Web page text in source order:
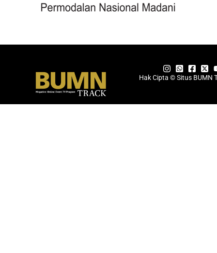
Hak Cipta © Situs BUMN